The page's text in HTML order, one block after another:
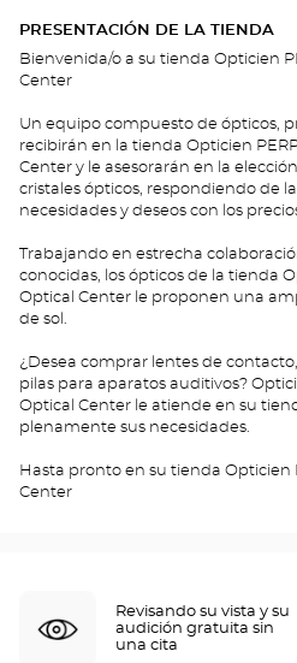
PRESENTACIÓN DE LA TIENDA
Bienvenida/o a su tienda Opticien
Center
Un equipo compuesto de ópticos,
recibirán en la tienda Opticien
Center y le asesorarán en la
cristales ópticos, respondiendo de
necesidades y deseos con los
Trabajando en estrecha
conocidas, los ópticos de la tienda
Optical Center le proponen una
de sol.
¿Desea comprar lentes de
pilas para aparatos auditivos?
Optical Center le atiende en su
plenamente sus necesidades.
Hasta pronto en su tienda Opticien
Center
Revisando su vista y su
audición gratuita sin
una cita